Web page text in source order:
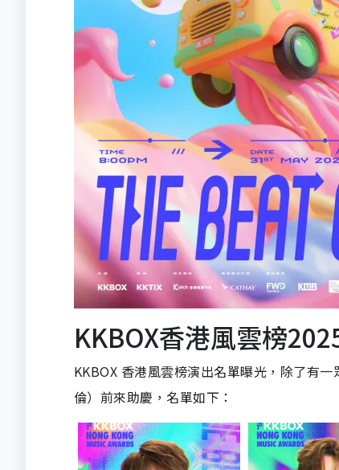
KKBOX香港風雲榜
KKBOX 香港風雲榜演出名單曝光，除了有
倫）前來助慶，名單如下：